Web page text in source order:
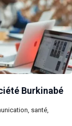
Burkinabé
santé,